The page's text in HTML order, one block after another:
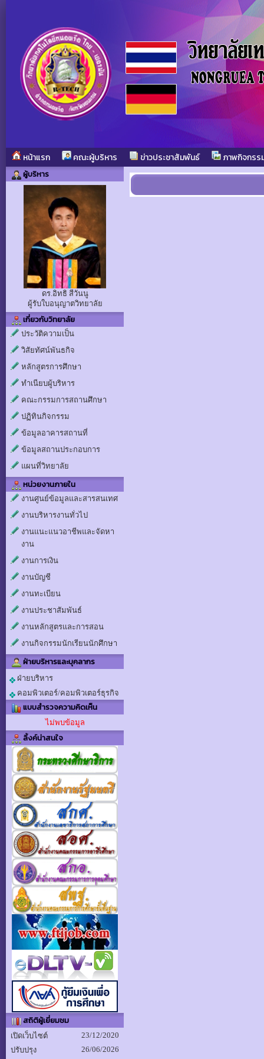
หน้าแรก คณะผู้บริหาร ข่าวประชาสัมพันธ์ ภาพกิจกรร
ผู้บริหาร
ดร.อิทธิ สีวันนู
ผู้รับใบอนุญาตวิทยาลัย
เกี่ยวกับวิทยาลัย
ประวัติความเป็น
วิสัยทัศน์พันธกิจ
หลักสูตรการศึกษา
ทำเนียบผู้บริหาร
คณะกรรมการสถานศึกษา
ปฏิทินกิจกรรม
ข้อมูลอาคารสถานที่
ข้อมูลสถานประกอบการ
แผนที่วิทยาลัย
หน่วยงานภายใน
งานศูนย์ข้อมูลและสารสนเทศ
งานบริหารงานทั่วไป
งานแนะแนวอาชีพและจัดหา
งาน
งานการเงิน
งานบัญชี
งานทะเบียน
งานประชาสัมพันธ์
งานหลักสูตรและการสอน
งานกิจกรรมนักเรียนนักศึกษา
ฝ่ายบริหารและบุคลากร
ฝ่ายบริหาร
คอมพิวเตอร์/คอมพิวเตอร์ธุรกิจ
แบบสำรวจความคิดเห็น
ไม่พบข้อมูล
ลิ้งค์น่าสนใจ
สถิติผู้เยี่ยมชม
เปิดเว็บไซต์
23/12/2020
ปรับปรุง
26/06/2026